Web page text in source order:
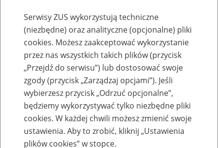
Szkolenia
Zaproś ZUS do siebie: Aktywni 50+
Serwisy ZUS wykorzystują techniczne
(niezbędne) oraz analityczne (opcjonalne) pliki
cookies. Możesz zaakceptować wykorzystanie
przez nas wszystkich takich plików (przycisk
„Przejdź do serwisu”) lub dostosować swoje
zgody (przycisk „Zarządzaj opcjami”). Jeśli
wybierzesz przycisk „Odrzuć opcjonalne”,
będziemy wykorzystywać tylko niezbędne pliki
cookies. W każdej chwili możesz zmienić swoje
ustawienia. Aby to zrobić, kliknij „Ustawienia
plików cookies” w stopce.